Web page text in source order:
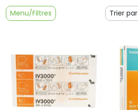
Menu/Filtres